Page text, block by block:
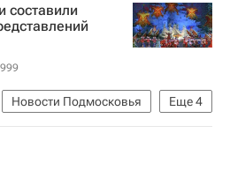
Петербург
Смоленск
Белоруссия
Иркутск
Китай
составили
999
Еще4
Новости Подмосковья
Детские вопросы